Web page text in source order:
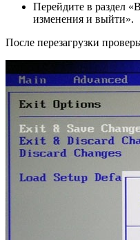
Перейдите в раздел
изменения и выйти».
После перезагрузки